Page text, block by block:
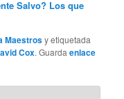
Salvo? Los que
Maestrosy etiquetada
Cox. Guardaenlace